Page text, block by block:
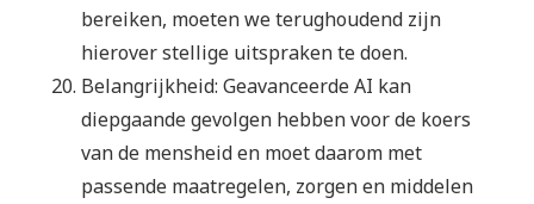
bereiken, moeten we terughoudend zijn
hierover stellige uitspraken te doen.
Belangrijkheid: Geavanceerde AI kan
diepgaande gevolgen hebben voor de koers
van de mensheid en moet daarom met
passende maatregelen, zorgen en middelen